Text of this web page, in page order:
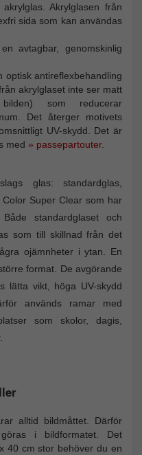
Akrylglasen från
sida som kan användas
avtagbar, genomskinlig
optisk antireflexbehandling
akrylglaset inte ser matt
som reducerar
Det återger motivets
UV-skydd. Det är
med » passepartouter.
glas: standardglas,
Super Clear som har
standardglaset och
som till skillnad från det
ojämnheter i ytan. En
format. De avgörande
lätta vikt, höga UV-skydd
används ramar med
som skolor, dagis,
alltid bildmåttet. Därför
i bildformatet. Det
40 cm stor behöver du en